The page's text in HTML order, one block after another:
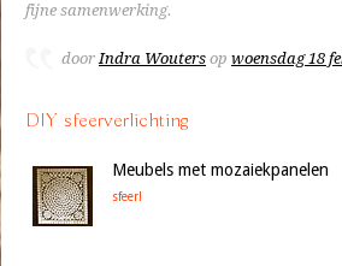
fijne samenwerking.
doorIndra Wouters op woensdag 18
DIY sfeerverlichting
Meubels met mozaiekpanelen
sfeer!